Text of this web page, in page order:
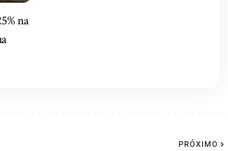
na
PRÓXIMO